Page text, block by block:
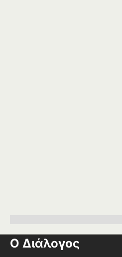
Ο Διάλογος